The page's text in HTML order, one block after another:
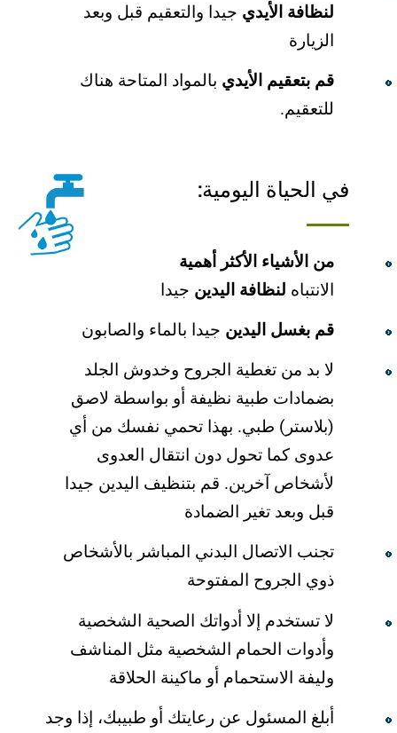
لنظافة الأیدي جیدا والتعقیم قبل وبعد
الزیارة
قم بتعقیم الأیدي بالمواد المتاحة ھناك
للتعقیم.
في الحیاة الیومیة:
من الأشیاء الأكثر أھمیة
الانتباه لنظافة الیدین جیدا
قم بغسل الیدین جیدا بالماء والصابون
لا بد من تغطیة الجروح وخدوش الجلد
بضمادات طبیة نظیفة أو بواسطة لاصق
(بلاستر) طبي. بھذا تحمي نفسك من أي
عدوى كما تحول دون انتقال العدوى
لأشخاص آخرین. قم بتنظیف الیدین جیدا
قبل وبعد تغیر الضمادة
تجنب الاتصال البدني المباشر بالأشخاص
ذوي الجروح المفتوحة
لا تستخدم إلا أدواتك الصحیة الشخصیة
وأدوات الحمام الشخصیة مثل المناشف
ولیفة الاستحمام أو ماكینة الحلاقة
أبلغ المسئول عن رعایتك أو طبیبك، إذا وجد